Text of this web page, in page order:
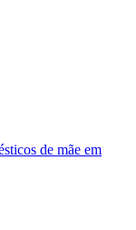
de mãe em